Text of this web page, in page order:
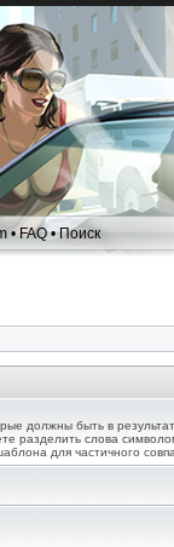
•FAQ•Поиск
должны быть в
разделить слова
для частичного